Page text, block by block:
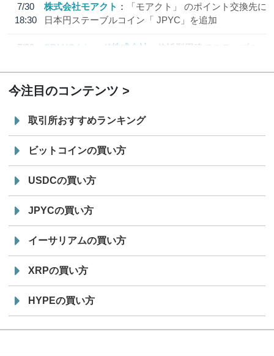
7/30
18:30
株式会社モアクト
「モアクト」 のポイント交換先に
日本円ステーブルコイン「 JPYC」を追加
7/29
SBI VCトレード株式会社
信託型円建てステーブル
今注目のコンテンツ
取引所おすすめランキング
ビットコインの買い方
USDCの買い方
JPYCの買い方
イーサリアムの買い方
XRPの買い方
HYPEの買い方